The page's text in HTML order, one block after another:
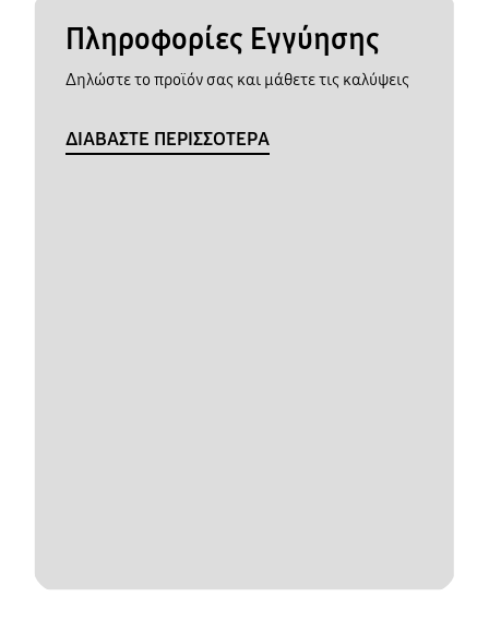
Πληροφορίες Εγγύησης
Δηλώστε το προϊόν σας και μάθετε τις καλύψεις
ΔΙΑΒΑΣΤΕ ΠΕΡΙΣΣΟΤΕΡΑ